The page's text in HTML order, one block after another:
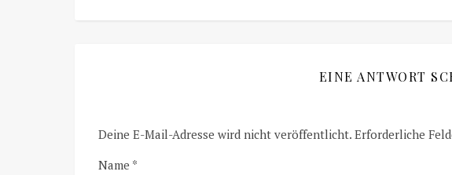
EINE ANTWORT
Deine E-Mail-Adresse wird nicht veröffentlicht. Erforderliche
Name *